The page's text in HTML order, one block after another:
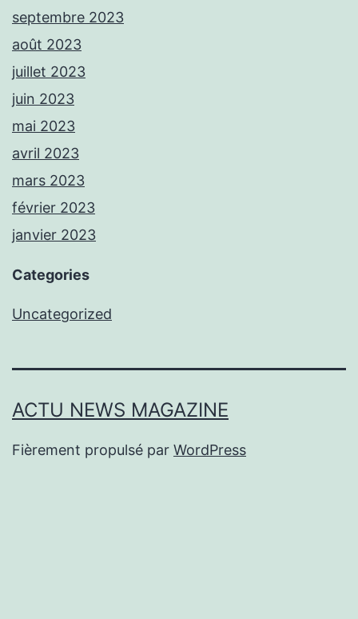
septembre 2023
août 2023
juillet 2023
juin 2023
mai 2023
avril 2023
mars 2023
février 2023
janvier 2023
Categories
Uncategorized
ACTU NEWS MAGAZINE
Fièrement propulsé par WordPress